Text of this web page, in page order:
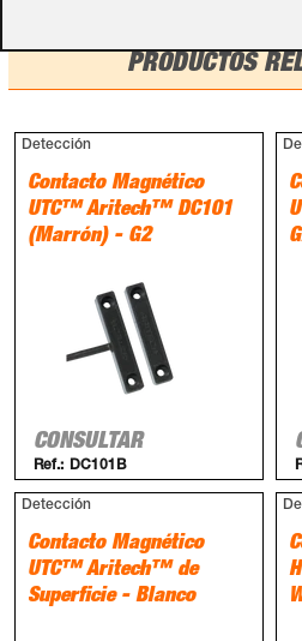
PRODUCTOS
Detección
Contacto Magnético
UTC™ Aritech™ DC101
(Marrón) - G2
CONSULTAR
Ref.: DC101B
Detección
Contacto Magnético
UTC™ Aritech™ de
Superficie - Blanco